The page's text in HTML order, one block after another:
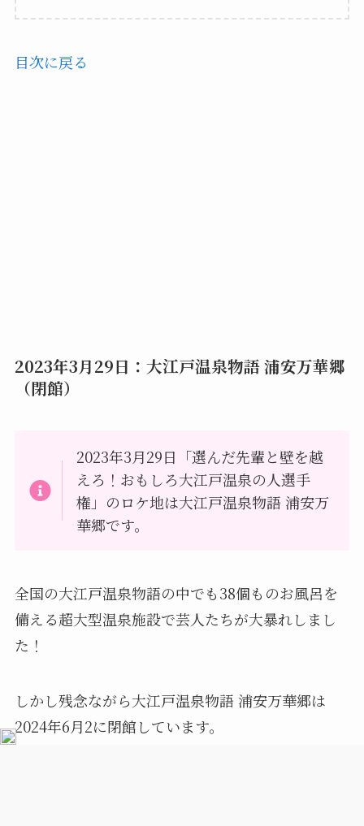
目次に戻る
2023年3月29日：大江戸温泉物語 浦安万華郷
（閉館）
2023年3月29日「選んだ先輩と壁を越
えろ！おもしろ大江戸温泉の人選手
権」のロケ地は大江戸温泉物語 浦安万
華郷です。
全国の大江戸温泉物語の中でも38個ものお風呂を
備える超大型温泉施設で芸人たちが大暴れしまし
た！
しかし残念ながら大江戸温泉物語 浦安万華郷は
2024年6月2に閉館しています。